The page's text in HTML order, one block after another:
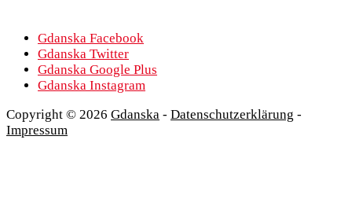
Gdanska Facebook
Gdanska Twitter
Gdanska Google Plus
Gdanska Instagram
Copyright © 2026 Gdanska - Datenschutzerklärung -
Impressum